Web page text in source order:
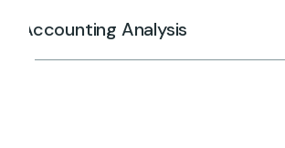
Accounting Analysis